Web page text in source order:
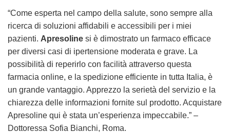
“Come esperta nel campo della salute, sono sempre alla
ricerca di soluzioni affidabili e accessibili per i miei
pazienti. Apresoline si è dimostrato un farmaco efficace
per diversi casi di ipertensione moderata e grave. La
possibilità di reperirlo con facilità attraverso questa
farmacia online, e la spedizione efficiente in tutta Italia, è
un grande vantaggio. Apprezzo la serietà del servizio e la
chiarezza delle informazioni fornite sul prodotto. Acquistare
Apresoline qui è stata un’esperienza impeccabile.” –
Dottoressa Sofia Bianchi, Roma.